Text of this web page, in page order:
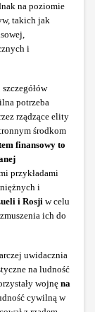
na poziomie
takich jak
i
potrzeba
rządzące elity
środkom
finansowy to
przykładami
i
i Rosji w celu
ich do
uwidacznia
na ludność
wojnę na
cywilną w